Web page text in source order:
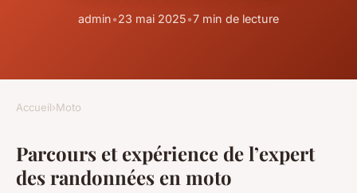
admin•23 mai 2025•7 min de lecture
Accueil›Moto
Parcours et expérience de l’expert
des randonnées en moto